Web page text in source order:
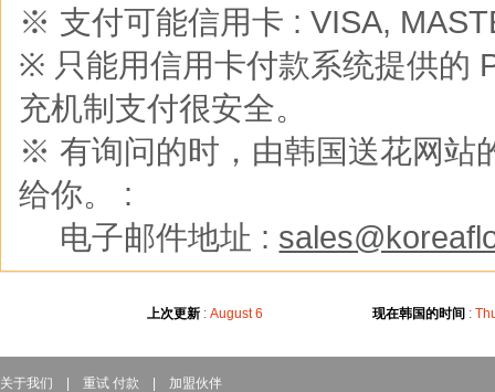
※ 支付可能信用卡 : VISA,
※ 只能用信用卡付款系统提供的
充机制支付很安全。
※ 有询问的时，由韩国送花网站
给你。 :
电子邮件地址 :
上次更新 : August 6 现在韩国的时间 :
关于我们 重试 付款 加盟伙伴